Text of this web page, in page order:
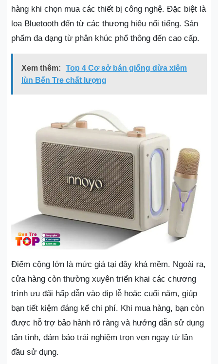
hàng khi chọn mua các thiết bị công nghệ. Đặc biệt là
loa Bluetooth đến từ các thương hiệu nổi tiếng. Sản
phẩm đa dạng từ phân khúc phổ thông đến cao cấp.
Xem thêm:
Top 4 Cơ sở bán giống dừa xiêm
lùn Bến Tre chất lượng
Điểm cộng lớn là mức giá tại đây khá mềm. Ngoài ra,
cửa hàng còn thường xuyên triển khai các chương
trình ưu đãi hấp dẫn vào dịp lễ hoặc cuối năm, giúp
bạn tiết kiệm đáng kể chi phí. Khi mua hàng, bạn còn
được hỗ trợ bảo hành rõ ràng và hướng dẫn sử dụng
tận tình, đảm bảo trải nghiệm trọn vẹn ngay từ lần
đầu sử dụng.